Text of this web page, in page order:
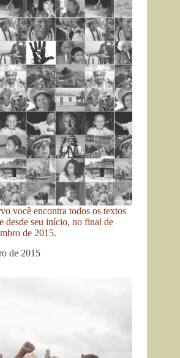
você encontra todos os textos
desde seu início, no final de
de 2015.
de 2015